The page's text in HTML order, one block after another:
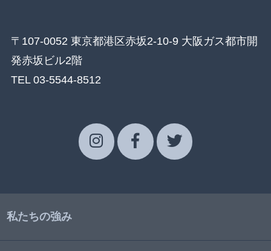
〒107-0052 東京都港区赤坂2-10-9 大阪ガス都市開
発赤坂ビル2階
TEL 03-5544-8512
私たちの強み